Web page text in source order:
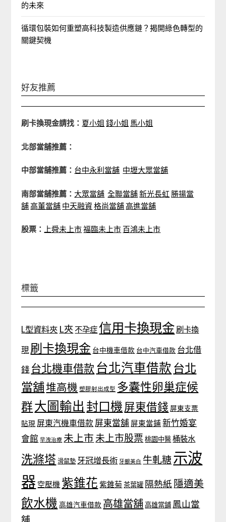
的未來
循環包裝如何重塑高科技製造供應鏈？揭開綠色轉型的
關鍵契機
好友推薦
刷卡換現金請找： 夏小姐 錢小姐 馬小姐
北部當舖推薦：
中部當舖推薦： 台中永利當舖 中壢大眾當舖
南部當舖推薦： 大眾當舖 全聯當舖新光長虹 勝揚當
舖高董當舖 中天融資格尚當舖高進當舖
股票： 上舜未上市福臨未上市 百鴻未上市
標籤
L型資料夾 L夾 不孕症 信用卡換現金 刷卡換
現 刷卡換現金 台中機車借款 台中汽車借款 台北借
錢 台北機車借款 台北汽車借款 台北
當舖堆高機 塑膠射出成型 多囊性卵巢症候
群大圖輸出 封口機 屏東借錢 屏東支票
貼現 屏東汽機車借款 屏東當舖 屏東當鋪 新竹婚宴
會館 早洩治療 未上市 未上市股票 桃園中醫 桶裝水
洗滌塔 滑鼠墊 牙冠增長術 牙齦美白 牛軋糖示波
器 空壓機 紫錐花 紫錐菊 茶葉罐 隔熱紙 隱適美
飲水機 高雄汽車借款 高雄當舖 高雄當鋪 鳳山當
舖